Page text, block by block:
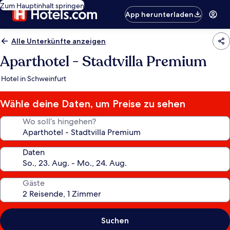
Zum Hauptinhalt springen
App herunterladen
Alle Unterkünfte anzeigen
Aparthotel - Stadtvilla Premium
Hotel in Schweinfurt
Wähle deine Daten, um Preise zu sehen
Wo soll’s hingehen?
Daten
Gäste
Suchen